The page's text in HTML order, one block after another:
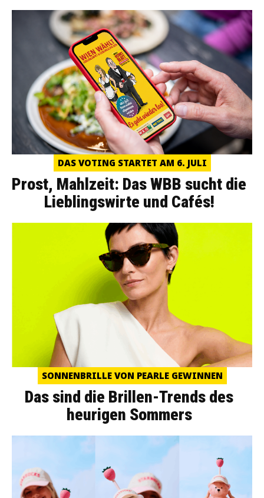
DAS VOTING STARTET AM 6. JULI
Prost, Mahlzeit: Das WBB sucht die
Lieblingswirte und Cafés!
SONNENBRILLE VON PEARLE GEWINNEN
Das sind die Brillen-Trends des
heurigen Sommers